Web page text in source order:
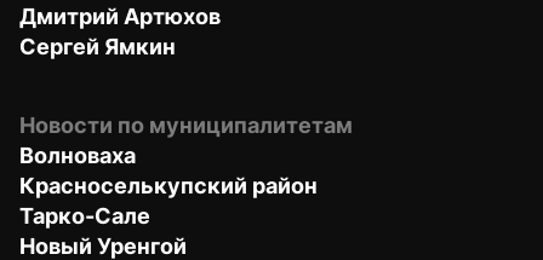
Дмитрий Артюхов
Сергей Ямкин
Новости по муниципалитетам
Волноваха
Красноселькупский район
Тарко-Сале
Новый Уренгой